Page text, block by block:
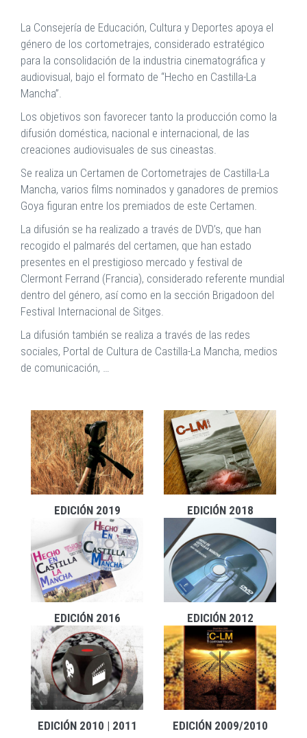
La Consejería de Educación, Cultura y Deportes apoya el
género de los cortometrajes, considerado estratégico
para la consolidación de la industria cinematográfica y
audiovisual, bajo el formato de “Hecho en Castilla-La
Mancha”.
Los objetivos son favorecer tanto la producción como la
difusión doméstica, nacional e internacional, de las
creaciones audiovisuales de sus cineastas.
Se realiza un Certamen de Cortometrajes de Castilla-La
Mancha, varios films nominados y ganadores de premios
Goya figuran entre los premiados de este Certamen.
La difusión se ha realizado a través de DVD’s, que han
recogido el palmarés del certamen, que han estado
presentes en el prestigioso mercado y festival de
Clermont Ferrand (Francia), considerado referente mundial
dentro del género, así como en la sección Brigadoon del
Festival Internacional de Sitges.
La difusión también se realiza a través de las redes
sociales, Portal de Cultura de Castilla-La Mancha, medios
de comunicación, …
EDICIÓN 2019 EDICIÓN 2018
EDICIÓN 2016 EDICIÓN 2012
EDICIÓN 2010 | 2011
EDICIÓN 2009/2010